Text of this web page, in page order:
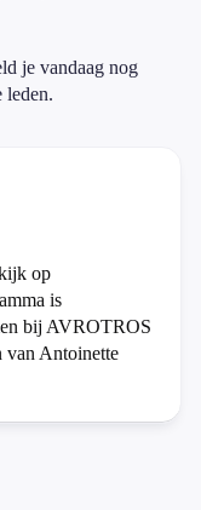
je vandaag nog
leden.
op
is
bij AVROTROS
van Antoinette